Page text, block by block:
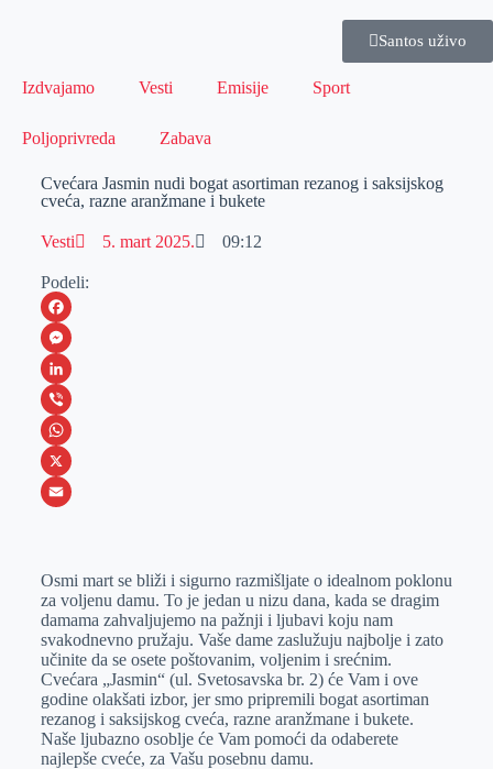
Santos uživo
Izdvajamo Vesti Emisije Sport
Poljoprivreda Zabava
Cvećara Jasmin nudi bogat asortiman rezanog i saksijskog
cveća, razne aranžmane i bukete
Vesti 5. mart 2025. 09:12
Podeli:
F
a
c
e
b
o
M
e
s
s
e
e
r
L
i
n
k
I
n
V
i
b
W
h
s
A
p
p
X
a
i
l
Osmi mart se bliži i sigurno razmišljate o idealnom poklonu
za voljenu damu. To je jedan u nizu dana, kada se dragim
damama zahvaljujemo na pažnji i ljubavi koju nam
svakodnevno pružaju. Vaše dame zaslužuju najbolje i zato
učinite da se osete poštovanim, voljenim i srećnim.
Cvećara „Jasmin“ (ul. Svetosavska br. 2) će Vam i ove
godine olakšati izbor, jer smo pripremili bogat asortiman
rezanog i saksijskog cveća, razne aranžmane i bukete.
Naše ljubazno osoblje će Vam pomoći da odaberete
najlepše cveće, za Vašu posebnu damu.